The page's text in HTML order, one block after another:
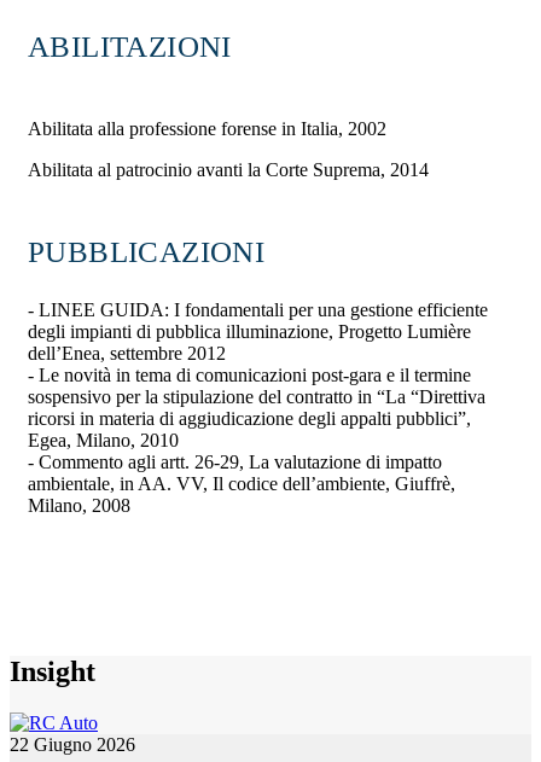
ABILITAZIONI
Abilitata alla professione forense in Italia, 2002
Abilitata al patrocinio avanti la Corte Suprema, 2014
- LINEE GUIDA: I fondamentali per una gestione efficiente
degli impianti di pubblica illuminazione, Progetto Lumière
dell’Enea, settembre 2012
- Le novità in tema di comunicazioni post-gara e il termine
sospensivo per la stipulazione del contratto in “La “Direttiva
ricorsi in materia di aggiudicazione degli appalti pubblici”,
Egea, Milano, 2010
- Commento agli artt. 26-29, La valutazione di impatto
ambientale, in AA. VV, Il codice dell’ambiente, Giuffrè,
Milano, 2008
PUBBLICAZIONI
Insight
22 Giugno 2026